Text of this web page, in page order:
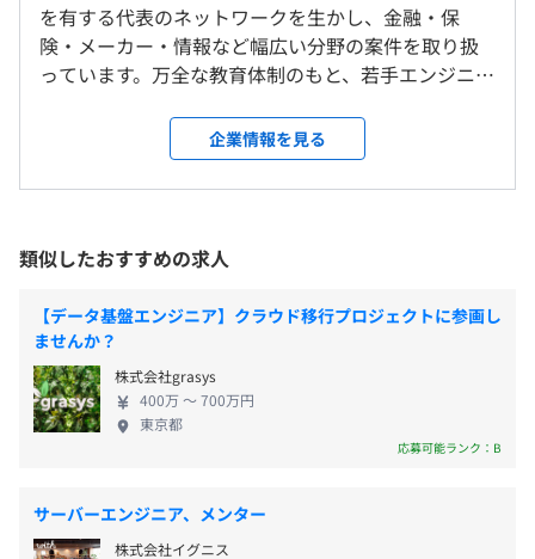
・見積管理Webシステムの開発
・損保システムの開発
・e-Learningポータルサイト開発
プロジェクトごとに選択、アジャイル、スクラム
■本社
JR山手線「新宿駅」より徒歩5分
・完全週休2日制（土・日）
・祝日
・通勤交通費（全額支給）
・残業手当（全額支給）
を有する代表のネットワークを生かし、金融・保
険・メーカー・情報など幅広い分野の案件を取り扱
っています。万全な教育体制のもと、若手エンジニア
して、付加価値の高いITサービスを提供しています。
直受けの受託案件が2割。ほぼ2次請けの常駐開発が8
割です。客先常駐の案件では、ベテラン社員と若手社
を磨き、若手社員は先輩から直接技術を学べるので、
お互いに成長できる仕組みです。エンジニアファース
トな社風のため、エンジニアひとりひとりが最大限
の能力を発揮できる環境を整えています。 「もっと
上流工程に挑戦したい！」「もっと大きなプロジェ
クトで社会的影響力を感じたい！」など、不完全燃
焼でくすぶっているエンジニアは大歓迎！今までの
経験を生かして、当社で思いきり活躍しませんか？
企業情報を見る
類似したおすすめの求人
【データ基盤エンジニア】クラウド移行プロジェクトに参画し
ませんか？
株式会社grasys
400万 〜 700万円
東京都
応募可能ランク：B
サーバーエンジニア、メンター
株式会社イグニス